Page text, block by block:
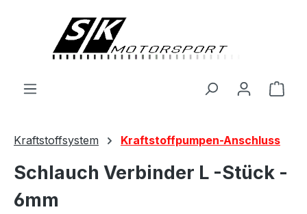
Kraftstoffsystem Kraftstoffpumpen-Anschluss
Schlauch Verbinder L -Stück -
6mm